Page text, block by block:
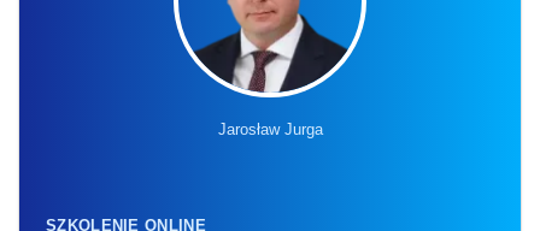
Jarosław Jurga
SZKOLENIE ONLINE